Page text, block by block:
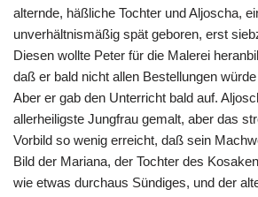
alternde, häßliche Tochter und Aljoscha,
unverhältnismäßig spät geboren, erst
Diesen wollte Peter für die Malerei
daß er bald nicht allen Bestellungen
Aber er gab den Unterricht bald auf.
allerheiligste Jungfrau gemalt, aber das
Vorbild so wenig erreicht, daß sein
Bild der Mariana, der Tochter des
wie etwas durchaus Sündiges, und der